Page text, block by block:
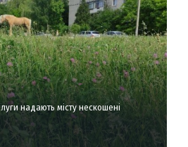
надають місту нескошені